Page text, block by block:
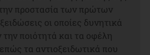
προστασία των πρώτων
οι οποίες δυνητικά
ποιότητά και τα οφέλη
τα αντιοξειδωτικά που